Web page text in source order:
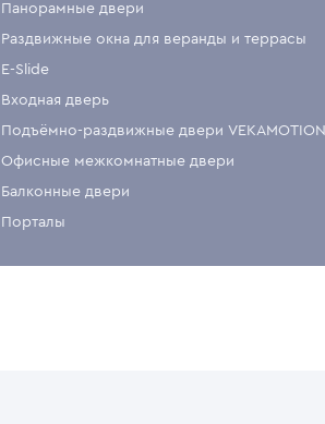
Панорамные двери
Раздвижные окна для веранды и террасы
E-Slide
Входная дверь
Подъёмно-раздвижные двери VEKAMOTION
Офисные межкомнатные двери
Балконные двери
Порталы